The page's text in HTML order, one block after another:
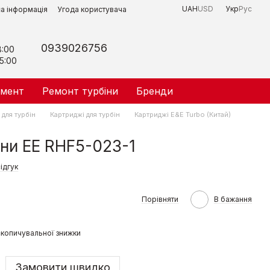
інформація Угода користувача UAHUSD УкрРус
0939026756
Ремонт турбіни Бренди
турбін Картриджі для турбін
Картриджі E&E Turbo (Китай)
ЕЕ RHF5-023-1
Порівняти В бажання
знижки
Замовити швидко